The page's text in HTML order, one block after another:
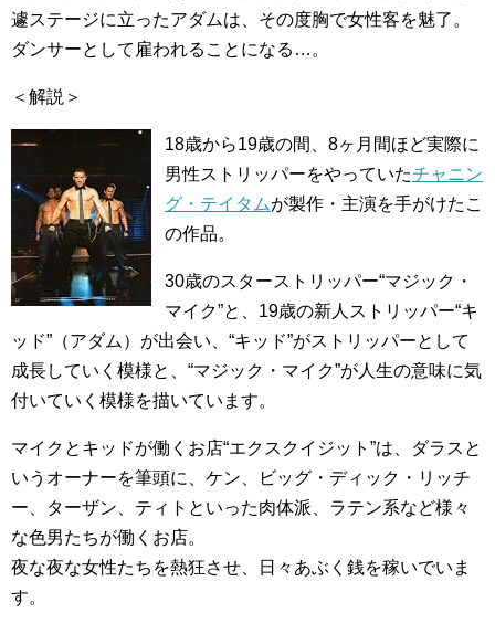
遽ステージに立ったアダムは、その度胸で女性客を魅了。
ダンサーとして雇われることになる…。
＜解説＞
18歳から19歳の間、8ヶ月間ほど実際に
男性ストリッパーをやっていたチャニン
グ・テイタムが製作・主演を手がけたこ
の作品。
30歳のスターストリッパー“マジック・
マイク”と、19歳の新人ストリッパー“キ
ッド”（アダム）が出会い、“キッド”がストリッパーとして
成長していく模様と、“マジック・マイク”が人生の意味に気
付いていく模様を描いています。
マイクとキッドが働くお店“エクスクイジット”は、ダラスと
いうオーナーを筆頭に、ケン、ビッグ・ディック・リッチ
ー、ターザン、ティトといった肉体派、ラテン系など様々
な色男たちが働くお店。
夜な夜な女性たちを熱狂させ、日々あぶく銭を稼いでいま
す。